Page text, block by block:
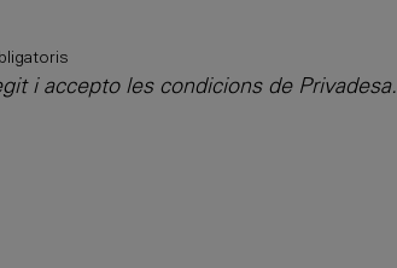
i accepto les condicions de Privadesa.